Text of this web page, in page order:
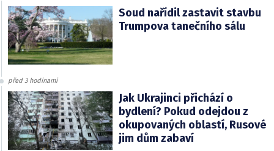
Soud nařídil zastavit stavbu
Trumpova tanečního sálu
před 3 hodinami
Jak Ukrajinci přichází o
bydlení? Pokud odejdou z
okupovaných oblastí, Rusové
jim dům zabaví